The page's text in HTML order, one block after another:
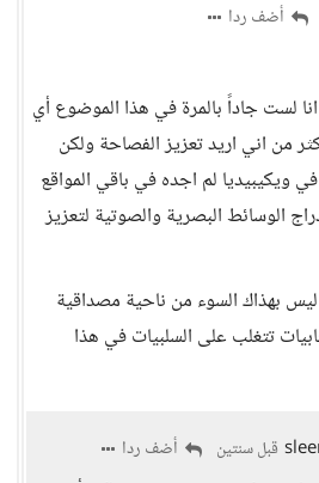
أضف ردا
لست جاداً بالمرة في هذا الموضوع أي
من اني اريد تعزيز الفصاحة ولكن
ويكيبيديا لم اجده في باقي المواقع
الوسائط البصرية والصوتية لتعزيز
ليس بهذاك السوء من ناحية مصداقية
تتغلب على السلبيات في هذا
قبل سنتين أضف ردا